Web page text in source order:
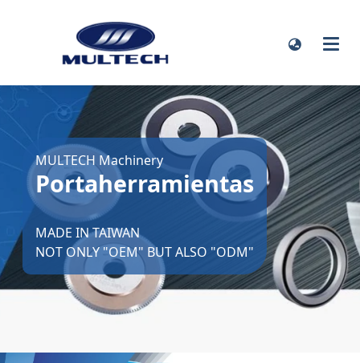
MULTECH Machinery
Portaherramientas
MADE IN TAIWAN
NOT ONLY "OEM" BUT ALSO "ODM"